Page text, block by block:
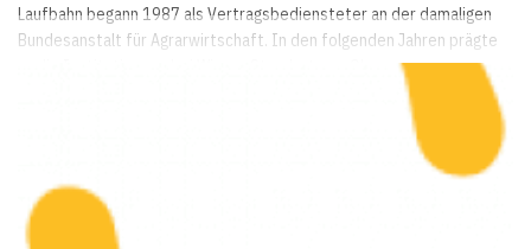
Laufbahn begann 1987 als Vertragsbediensteter an der damaligen
Bundesanstalt für Agrarwirtschaft. In den folgenden Jahren prägte